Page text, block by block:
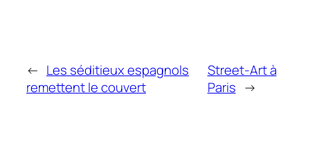
← Les séditieux espagnols
remettent le couvert
Street-Art à
Paris →